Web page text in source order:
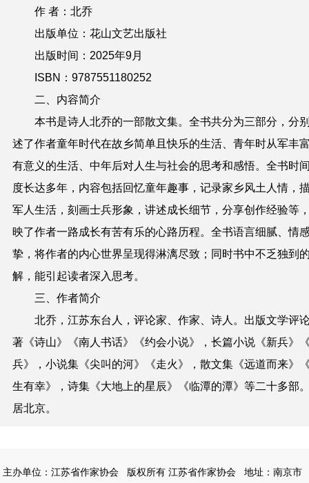
作 者：北乔
出版单位：花山文艺出版社
出版时间：2025年9月
ISBN：9787551180252
二、内容简介
本书是诗人北乔的一部散文集。全书共分为三部分，分
述了作者童年时代在故乡简单且快乐的生活、青年时从军丰
有意义的生活、中年后对人生与社会的思考和感悟。全书时
度长达多年，内容包括回忆童年趣事，记录家乡风土人情，
军人生活，刻画士兵形象，讲述成长细节，分享创作经验等
映了作者一路成长有苦有乐的心路历程。全书语言细腻、情
挚，将作者的内心世界呈现得淋漓尽致；同时书中不乏独到
解，能引起读者深入思考。
三、作者简介
北乔，江苏东台人，评论家、作家、诗人。出版文学评
著《诗山》《南人书话》《约会小说》，长篇小说《新兵》
兵》，小说集《尖叫的河》《走火》，散文集《远道而来》
生有幸》，诗集《大地上的星辰》《临潭的潭》等二十多部
居北京。
主办单位：江苏省作家协会 版权所有 江苏省作家协会
地址：南京市